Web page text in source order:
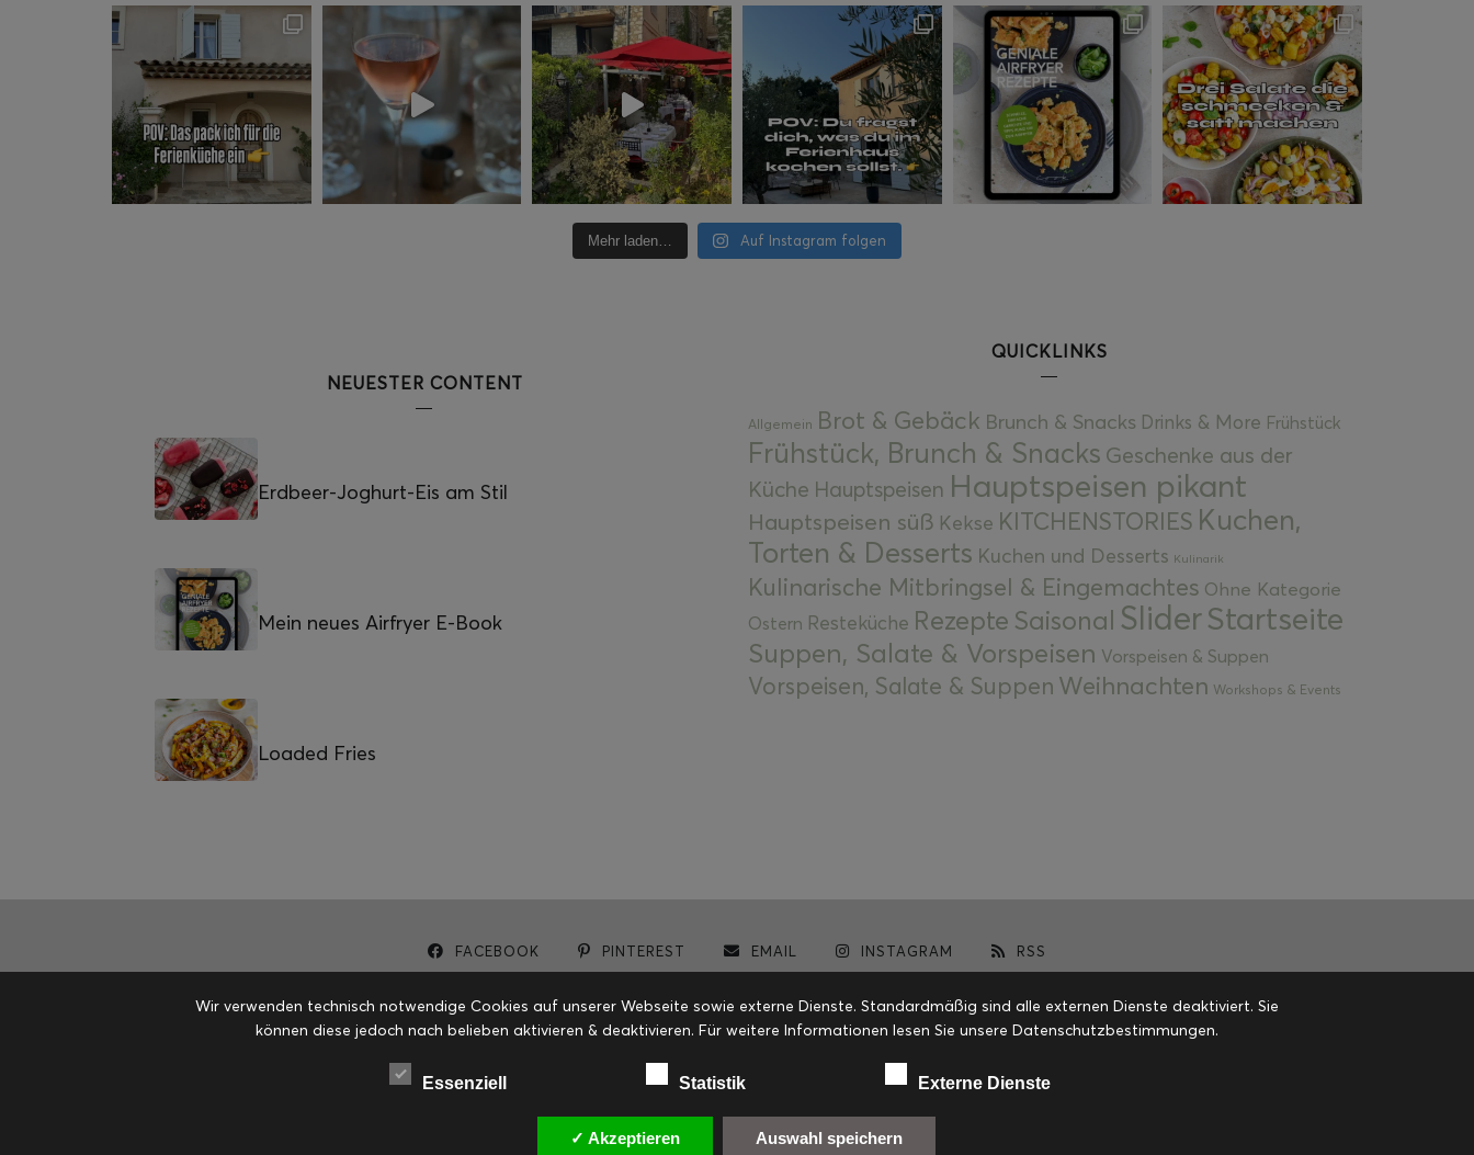
Mehr laden… Auf Instagram folgen
NEUESTER CONTENT
Erdbeer-Joghurt-Eis am Stil
Mein neues Airfryer E-Book
Loaded Fries
QUICKLINKS
Allgemein Brot & Gebäck Brunch & Snacks Drinks & More Frühstück
Frühstück, Brunch & Snacks Geschenke aus der
Küche Hauptspeisen Hauptspeisen pikant
Hauptspeisen süß Kekse KITCHENSTORIES Kuchen,
Torten & Desserts Kuchen und Desserts Kulinarik
Kulinarische Mitbringsel & Eingemachtes Ohne Kategorie
Ostern Resteküche Rezepte Saisonal SliderStartseite
Suppen, Salate & Vorspeisen Vorspeisen & Suppen
Vorspeisen, Salate & Suppen Weihnachten Workshops & Events
FACEBOOK PINTEREST EMAIL INSTAGRAM RSS
Wir verwenden technisch notwendige Cookies auf unserer Webseite sowie externe Dienste. Standardmäßig sind alle externen Dienste deaktiviert. Sie
können diese jedoch nach belieben aktivieren & deaktivieren. Für weitere Informationen lesen Sie unsere Datenschutzbestimmungen.
Essenziell Statistik Externe Dienste
✓ Akzeptieren Auswahl speichern